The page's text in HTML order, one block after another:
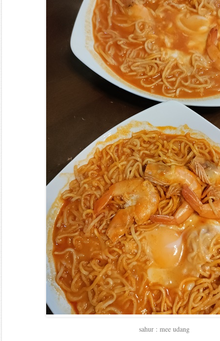
sahur : mee udang